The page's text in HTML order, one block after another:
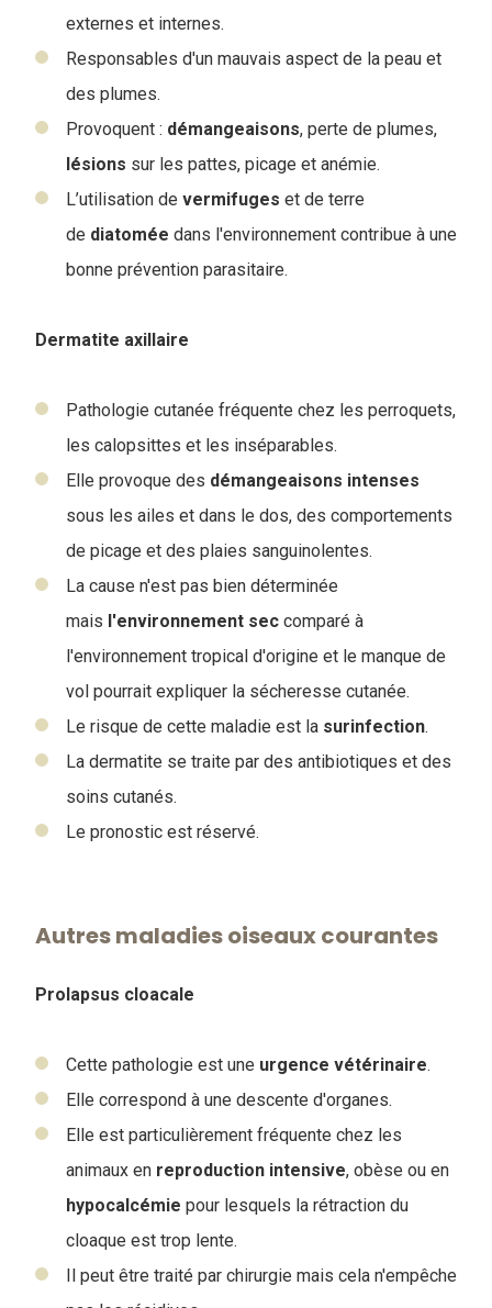
externes et internes.
Responsables d'un mauvais aspect de la peau et
des plumes.
Provoquent : démangeaisons, perte de plumes,
lésions sur les pattes, picage et anémie.
L’utilisation de vermifuges et de terre
de diatomée dans l'environnement contribue à une
bonne prévention parasitaire.
Dermatite axillaire
Pathologie cutanée fréquente chez les perroquets,
les calopsittes et les inséparables.
Elle provoque des démangeaisons intenses
sous les ailes et dans le dos, des comportements
de picage et des plaies sanguinolentes.
La cause n'est pas bien déterminée
mais l'environnement sec comparé à
l'environnement tropical d'origine et le manque de
vol pourrait expliquer la sécheresse cutanée.
Le risque de cette maladie est la surinfection.
La dermatite se traite par des antibiotiques et des
soins cutanés.
Le pronostic est réservé.
Autres maladies oiseaux courantes
Prolapsus cloacale
Cette pathologie est une urgence vétérinaire.
Elle correspond à une descente d'organes.
Elle est particulièrement fréquente chez les
animaux en reproduction intensive, obèse ou en
hypocalcémie pour lesquels la rétraction du
cloaque est trop lente.
Il peut être traité par chirurgie mais cela n'empêche